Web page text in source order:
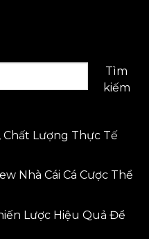
Tìm
kiếm
Chất Lượng Thực Tế
Nhà Cái Cá Cược Thể
Lược Hiệu Quả Để